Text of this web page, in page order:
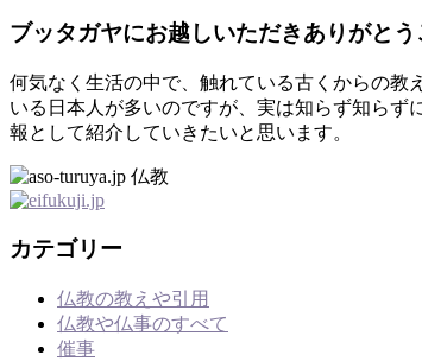
ブッタガヤにお越しいただきありがとう
何気なく生活の中で、触れている古くからの教
いる日本人が多いのですが、実は知らず知ら
報として紹介していきたいと思います。
カテゴリー
仏教の教えや引用
仏教や仏事のすべて
催事